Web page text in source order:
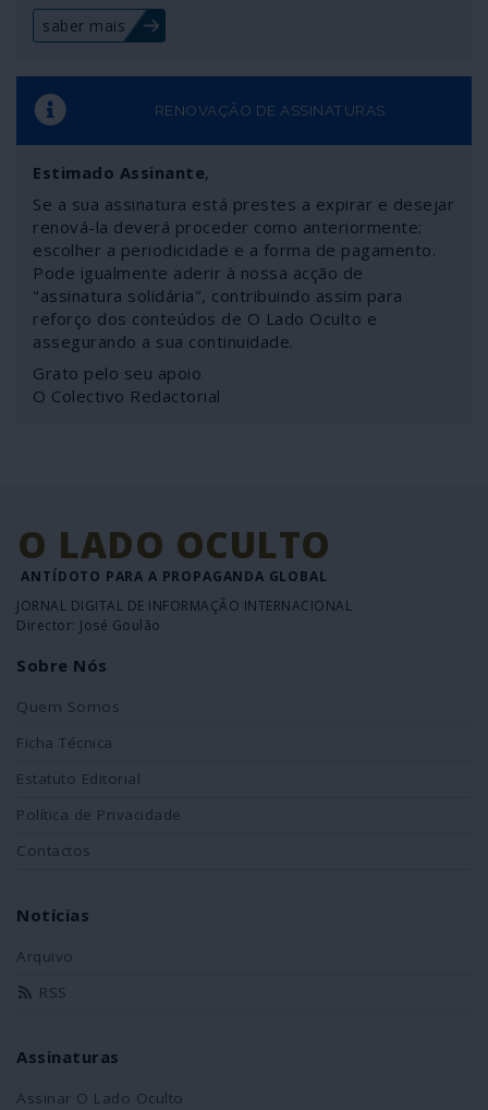
saber mais
RENOVAÇÃO DE ASSINATURAS
Estimado Assinante,
Se a sua assinatura está prestes a expirar e desejar
renová-la deverá proceder como anteriormente:
escolher a periodicidade e a forma de pagamento.
Pode igualmente aderir à nossa acção de
"assinatura solidária", contribuindo assim para
reforço dos conteúdos de O Lado Oculto e
assegurando a sua continuidade.
Grato pelo seu apoio
O Colectivo Redactorial
O LADO OCULTO
ANTÍDOTO PARA A PROPAGANDA GLOBAL
JORNAL DIGITAL DE INFORMAÇÃO INTERNACIONAL
Director: José Goulão
Sobre Nós
Quem Somos
Ficha Técnica
Estatuto Editorial
Política de Privacidade
Contactos
Notícias
Arquivo
RSS
Assinaturas
Assinar O Lado Oculto